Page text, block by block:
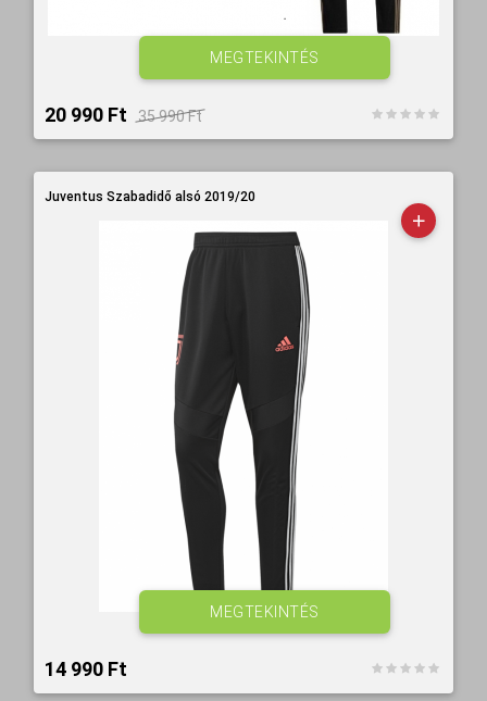
20 990 Ft‎ 35 990 Ft‎
MEGTEKINTÉS
Juventus Szabadidő alsó 2019/20
14 990 Ft‎
MEGTEKINTÉS